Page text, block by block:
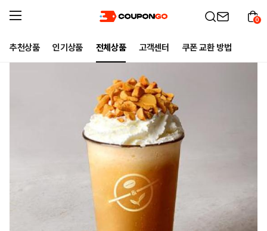
추천상품 인기상품 전체상품 고객센터 쿠폰 교환 방법
0